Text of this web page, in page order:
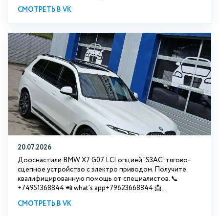
СМОТРЕТЬ В VK
20.07.2026
Дооснастили BMW Х7 G07 LCI опцией "S3АС" тягово-
сцепное устройство с электро приводом. Получите
квалифицированную помощь от специалистов. 📞
+74951368844 📲 what's app+79623668844 📩...
СМОТРЕТЬ В VK